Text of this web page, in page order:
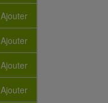
Ajouter
Ajouter
Ajouter
Ajouter